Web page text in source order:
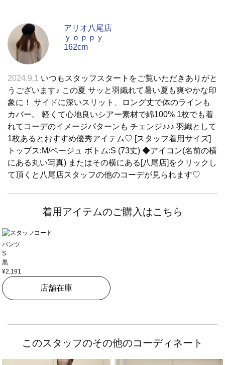
アリオ八尾店
ｙｏｐｐｙ
162cm
2024.9.1 いつもスタッフスタートをご覧いただきありがと
うございます♪ この夏 サッと羽織れて暑い夏も爽やかな印
象に！ サイドに深いスリット、ロング丈で体のラインも
カバー。 軽くて心地良いシアー素材で綿100% 1枚でも着
れてコーデのイメージパターンも チェンジ♪♪♪ 羽織として
1枚あるとおすすめ優秀アイテム♡ [スタッフ着用サイズ]
トップス:M/ベージュ ボトム:S (73丈) ◆アイコン(名前の横
にある丸い写真) またはその横にある[八尾店]をクリックし
て頂くと八尾店スタッフの他のコーデが見られます♡
着用アイテムのご購入はこちら
パンツ
S
黒
¥2,191
店舗在庫
このスタッフのその他のコーディネート